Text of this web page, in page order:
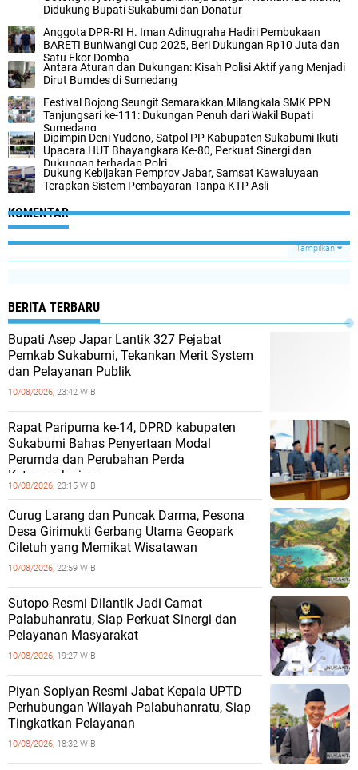
Didukung Bupati Sukabumi dan Donatur
Anggota DPR-RI H. Iman Adinugraha Hadiri Pembukaan
BARETI Buniwangi Cup 2025, Beri Dukungan Rp10 Juta dan
Satu Ekor Domba
Antara Aturan dan Dukungan: Kisah Polisi Aktif yang Menjadi
Dirut Bumdes di Sumedang
Festival Bojong Seungit Semarakkan Milangkala SMK PPN
Tanjungsari ke-111: Dukungan Penuh dari Wakil Bupati
Sumedang
Dipimpin Deni Yudono, Satpol PP Kabupaten Sukabumi Ikuti
Upacara HUT Bhayangkara Ke-80, Perkuat Sinergi dan
Dukungan terhadap Polri
Dukung Kebijakan Pemprov Jabar, Samsat Kawaluyaan
Terapkan Sistem Pembayaran Tanpa KTP Asli
KOMENTAR
Tampilkan
BERITA TERBARU
Bupati Asep Japar Lantik 327 Pejabat
Pemkab Sukabumi, Tekankan Merit System
dan Pelayanan Publik
10/08/2026, 23:42 WIB
Rapat Paripurna ke-14, DPRD kabupaten
Sukabumi Bahas Penyertaan Modal
Perumda dan Perubahan Perda
Ketenagakerjaan
10/08/2026, 23:15 WIB
Curug Larang dan Puncak Darma, Pesona
Desa Girimukti Gerbang Utama Geopark
Ciletuh yang Memikat Wisatawan
10/08/2026, 22:59 WIB
Sutopo Resmi Dilantik Jadi Camat
Palabuhanratu, Siap Perkuat Sinergi dan
Pelayanan Masyarakat
10/08/2026, 19:27 WIB
Piyan Sopiyan Resmi Jabat Kepala UPTD
Perhubungan Wilayah Palabuhanratu, Siap
Tingkatkan Pelayanan
10/08/2026, 18:32 WIB